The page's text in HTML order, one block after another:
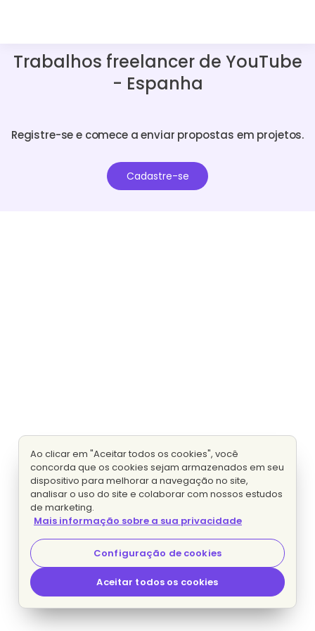
Trabalhos freelancer de YouTube
- Espanha
Registre-se e comece a enviar propostas em projetos.
Cadastre-se
Ao clicar em "Aceitar todos os cookies", você
concorda que os cookies sejam armazenados em seu
dispositivo para melhorar a navegação no site,
analisar o uso do site e colaborar com nossos estudos
de marketing.
Mais informação sobre a sua privacidade
Configuração de cookies
Aceitar todos os cookies